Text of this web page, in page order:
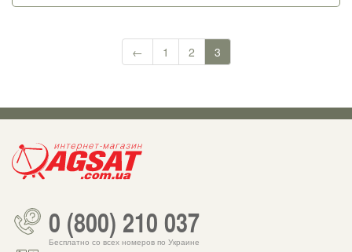
← 1 2 3
0 (800) 210 037
Бесплатно со всех номеров по Украине